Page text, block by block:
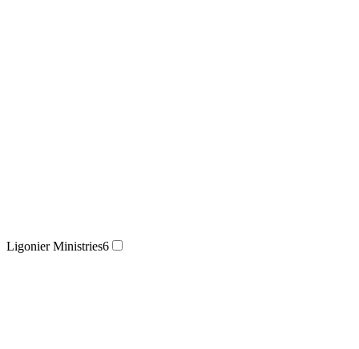
Ligonier Ministries6